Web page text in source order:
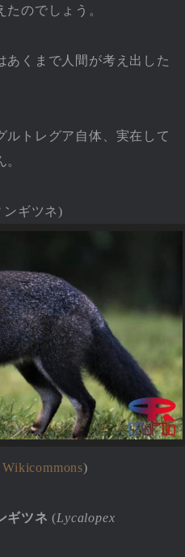
のでしょう。
あくまで人間が考え出した
ルトレグア自体、実在して
ンギツネ)
Wikicommons)
ギツネ (Lycalopex